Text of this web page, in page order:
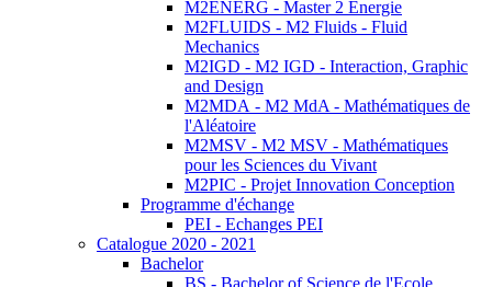
M2ENERG - Master 2 Énergie
M2FLUIDS - M2 Fluids - Fluid
Mechanics
M2IGD - M2 IGD - Interaction, Graphic
and Design
M2MDA - M2 MdA - Mathématiques de
l'Aléatoire
M2MSV - M2 MSV - Mathématiques
pour les Sciences du Vivant
M2PIC - Projet Innovation Conception
Programme d'échange
PEI - Echanges PEI
Catalogue 2020 - 2021
Bachelor
BS - Bachelor of Science de l'Ecole